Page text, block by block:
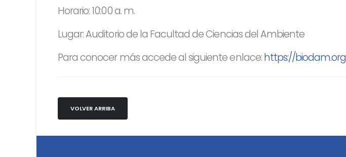
Horario: 10:00 a. m.
Lugar: Auditorio de la Facultad de Ciencias del Ambiente
Para conocer más accede al siguiente enlace:https://biodam.org
VOLVER ARRIBA